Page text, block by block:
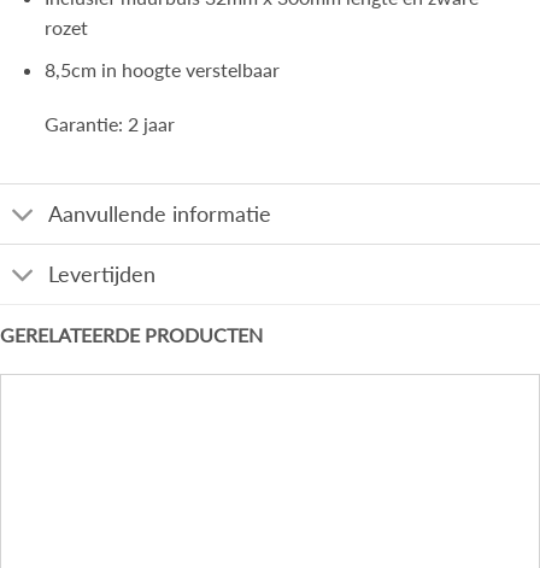
rozet
8,5cm in hoogte verstelbaar
Garantie: 2 jaar
Aanvullende informatie
Levertijden
GERELATEERDE PRODUCTEN